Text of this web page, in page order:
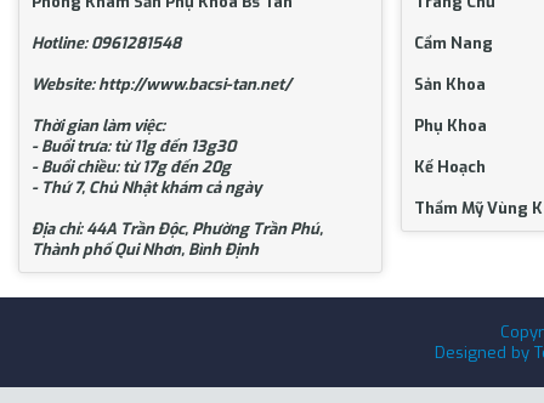
Hotline: 0961281548
Website: http://www.bacsi-tan.net/
Thời gian làm việc:
- Buổi trưa: từ 11g đến 13g30
- Buổi chiều: từ 17g đến 20g
- Thứ 7, Chủ Nhật khám cả ngày
Địa chỉ: 44A Trần Độc, Phường Trần Phú,
Thành phố Qui Nhơn, Bình Định
Cẩm Nang
Sản Khoa
Phụ Khoa
Kế Hoạch
Thẩm Mỹ Vùng
Designed by